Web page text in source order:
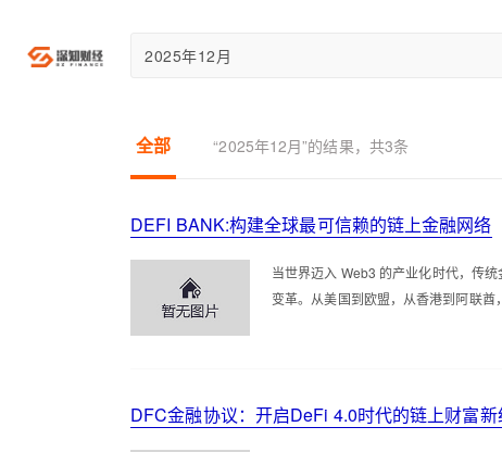
全部 “2025年12月”的结果，共3条
DEFI BANK:构建全球最可信赖的链上金融网络
当世界迈入 Web3 的产业化时代，传
变革。从美国到欧盟，从香港到阿联酋
DFC金融协议：开启DeFi 4.0时代的链上财富新